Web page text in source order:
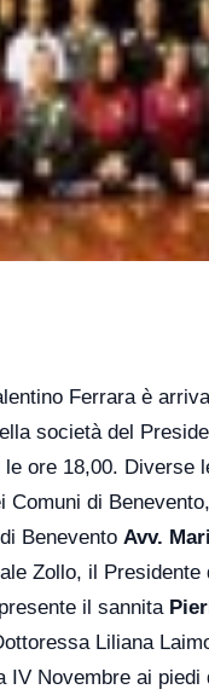
Ferrara è
società del
ore 18,00. Diverse
di
Benevento Avv.
Zollo, il Presidente
il sannita
Liliana
Novembre ai piedi